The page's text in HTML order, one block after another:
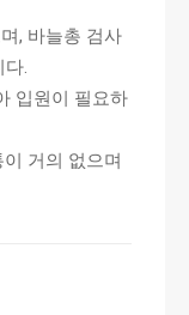
, 바늘총 검사
다.
입원이 필요하
거의 없으며